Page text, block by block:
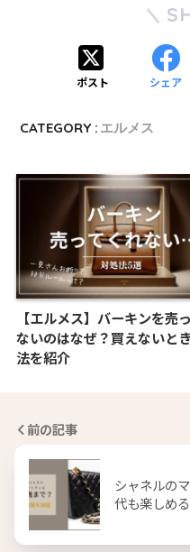
ポスト シェア
CATEGORY : エルメス
【エルメス】バーキンを売
ないのはなぜ？買えないと
法を紹介
前の記事
シャネルの
代も楽しめ